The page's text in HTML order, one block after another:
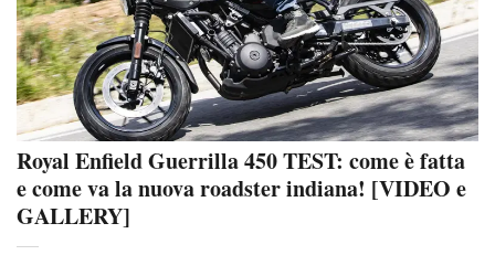
Royal Enfield Guerrilla 450 TEST: come è fatta
e come va la nuova roadster indiana! [VIDEO e
GALLERY]